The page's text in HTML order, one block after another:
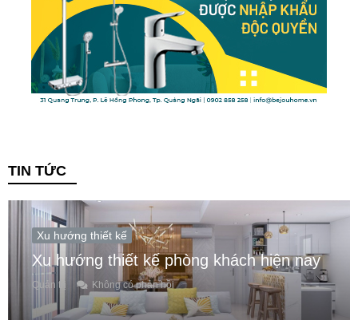
TIN TỨC
Xu hướng thiết kế
Xu hướng thiết kế phòng khách hiện nay
Quản trị Không có phản hồi